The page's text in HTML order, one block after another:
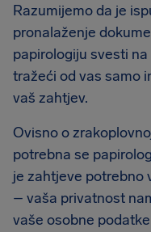
Razumijemo da je
pronalaženje
papirologiju svesti
tražeći od vas samo
vaš zahtjev.
Ovisno o
potrebna se
je zahtjeve potrebno
– vaša privatnost
vaše osobne